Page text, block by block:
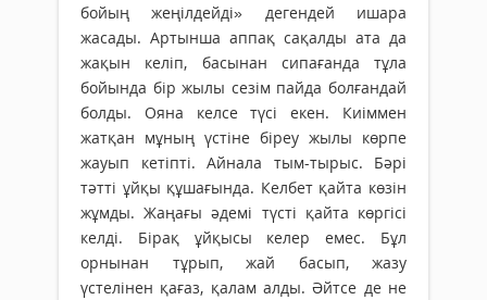
бойың жеңілдейді» дегендей ишара
жасады. Артынша аппақ сақалды ата да
жақын келіп, басынан сипағанда тұла
бойында бір жылы сезім пайда болғандай
болды. Ояна келсе түсі екен. Киіммен
жатқан мұның үстіне біреу жылы көрпе
жауып кетіпті. Айнала тым-тырыс. Бәрі
тәтті ұйқы құшағында. Келбет қайта көзін
жұмды. Жаңағы әдемі түсті қайта көргісі
келді. Бірақ ұйқысы келер емес. Бұл
орнынан тұрып, жай басып, жазу
үстелінен қағаз, қалам алды. Әйтсе де не